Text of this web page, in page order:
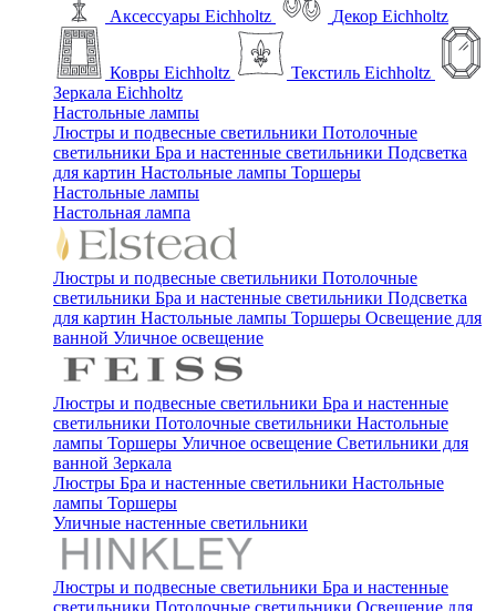
Аксессуары Eichholtz Декор Eichholtz
Ковры Eichholtz
Текстиль Eichholtz
Зеркала Eichholtz
Настольные лампы
Люстры и подвесные светильники Потолочные
светильники Бра и настенные светильники Подсветка
для картин Настольные лампы Торшеры
Настольные лампы
Настольная лампа
Люстры и подвесные светильники Потолочные
светильники Бра и настенные светильники Подсветка
для картин Настольные лампы Торшеры Освещение для
ванной Уличное освещение
Люстры и подвесные светильники Бра и настенные
светильники Потолочные светильники Настольные
лампы Торшеры Уличное освещение Светильники для
ванной Зеркала
Люстры Бра и настенные светильники Настольные
лампы Торшеры
Уличные настенные светильники
Люстры и подвесные светильники Бра и настенные
светильники Потолочные светильники Освещение для